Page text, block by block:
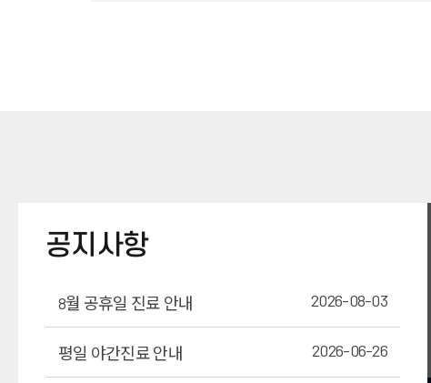
공지사항
8월 공휴일 진료 안내 2026-08-03
평일 야간진료 안내 2026-06-26